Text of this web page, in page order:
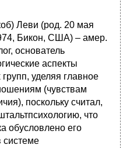
Леви (род. 20 мая
Бикон, США) – амер.
основатель
аспекты
уделяя главное
(чувствам
поскольку считал,
что
обусловлено его
системе